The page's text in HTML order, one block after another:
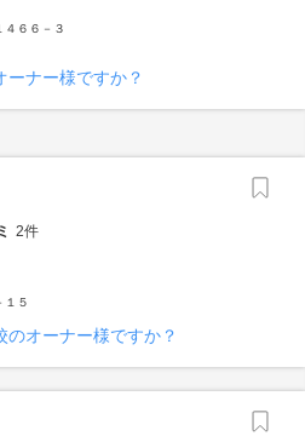
４６６－３
ーナー様ですか？
2件
１５
のオーナー様ですか？